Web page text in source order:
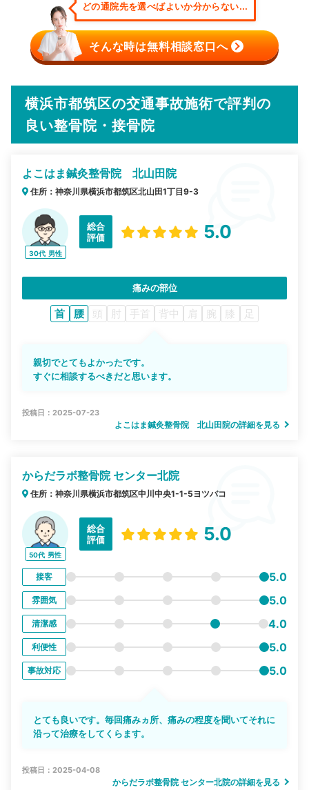
どの通院先を選べばよいか分からない...
そんな時は無料相談窓口へ
横浜市都筑区の交通事故施術で評判の
良い整骨院・接骨院
よこはま鍼灸整骨院 北山田院
住所：神奈川県横浜市都筑区北山田1丁目9-3
30代 男性
総合
評価
5.0
痛みの部位
首 腰 頭 肘 手首 背中 肩 腕 膝 足
親切でとてもよかったです。
すぐに相談するべきだと思います。
投稿日：2025-07-23
よこはま鍼灸整骨院 北山田院の詳細を見る
からだラボ整骨院 センター北院
住所：神奈川県横浜市都筑区中川中央1-1-5ヨツバコ
50代 男性
総合
評価
5.0
接客 5.0
雰囲気 5.0
清潔感 4.0
利便性 5.0
事故対応 5.0
とても良いです。毎回痛みヵ所、痛みの程度を聞いてそれに
沿って治療をしてくらます。
投稿日：2025-04-08
からだラボ整骨院 センター北院の詳細を見る